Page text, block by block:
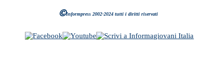
©Informpress 2002-2024 tutti i diritti riservati